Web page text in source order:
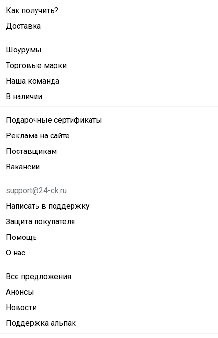
Как получить?
Доставка
Шоурумы
Торговые марки
Наша команда
В наличии
Подарочные сертификаты
Реклама на сайте
Поставщикам
Вакансии
support@24-ok.ru
Написать в поддержку
Защита покупателя
Помощь
О нас
Все предложения
Анонсы
Новости
Поддержка альпак